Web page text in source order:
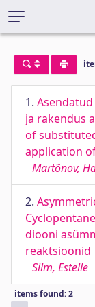
1.
ja rakendus
of
application
Martõnov,
2.
diooni
reaktsioonid
Silm, Estelle
items found: 2